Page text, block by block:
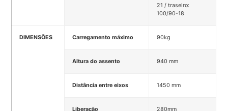
21 / traseiro:
100/90-18
DIMENSÕES Carregamento máximo 90kg
Altura do assento 940 mm
Distância entre eixos 1450 mm
Liberação 280mm